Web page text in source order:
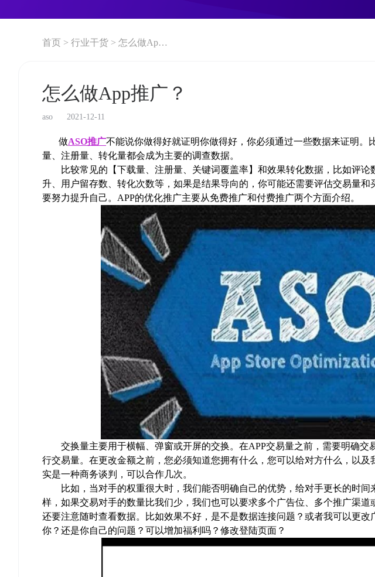
首页 > 行业干货 > 怎么做App推广？
怎么做App推广？
aso 2021-12-11
做ASO推广不能说你做得好就证明你做得好，你必须通过一些数据来证明。
量、注册量、转化量都会成为主要的调查数据。
比较常见的【下载量、注册量、关键词覆盖率】和效果转化数据，比如评论
升、用户留存数、转化次数等，如果是结果导向的，你可能还需要评估交易量
要努力提升自己。APP的优化推广主要从免费推广和付费推广两个方面介绍。
交换量主要用于横幅、弹窗或开屏的交换。在APP交易量之前，需要明确交
行交易量。在更改金额之前，您必须知道您拥有什么，您可以给对方什么，以
实是一种商务谈判，可以合作几次。
比如，当对手的权重很大时，我们能否明确自己的优势，给对手更长的时间
样，如果交易对手的数量比我们少，我们也可以要求多个广告位、多个推广渠道
还要注意随时查看数据。比如效果不好，是不是数据连接问题？或者我可以更改
你？还是你自己的问题？可以增加福利吗？修改登陆页面？